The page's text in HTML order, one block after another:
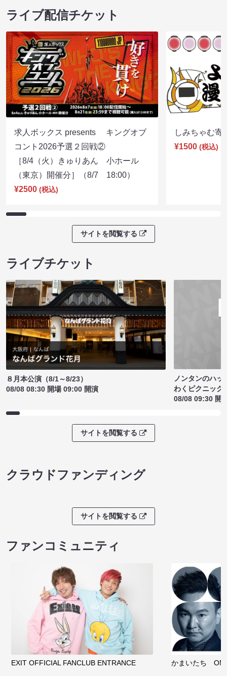
ライブ配信チケット
求人ボックス presents キングオブ
コント2026予選２回戦②
［8/4（火）きゅりあん 小ホール
（東京）開催分］（8/7 18:00）
¥2500 (税込)
しみちゃむ
¥1500 (税込)
サイトを閲覧する
ライブチケット
８月本公演（8/1～8/23）
08/08 08:30 開場 09:00 開演
ノンタンのハッ
わくピクニック
08/08 09:30 開
サイトを閲覧する
クラウドファンディング
サイトを閲覧する
ファンコミュニティ
EXIT OFFICIAL FANCLUB ENTRANCE かまいたち